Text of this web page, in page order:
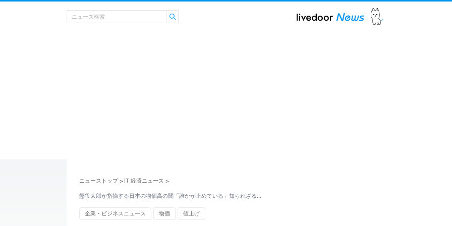
ニューストップ > IT 経済ニュース >
懲役太郎が指摘する日本の物価高の闇「誰かが止めている」知られざる…
企業・ビジネスニュース 物価 値上げ